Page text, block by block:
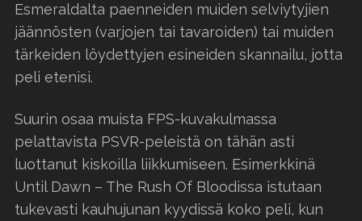
Esmeraldalta paenneiden muiden selviytyjien
jäännösten (varjojen tai tavaroiden) tai muiden
tärkeiden löydettyjen esineiden skannailu, jotta
peli etenisi.
Suurin osaa muista FPS-kuvakulmassa
pelattavista PSVR-peleistä on tähän asti
luottanut kiskoilla liikkumiseen. Esimerkkinä
Until Dawn – The Rush Of Bloodissa istutaan
tukevasti kauhujunan kyydissä koko peli, kun